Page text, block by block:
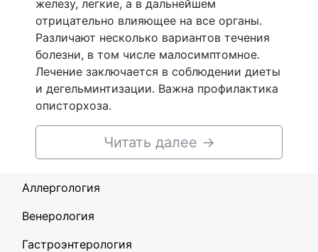
железу, легкие, а в дальнейшем
отрицательно влияющее на все органы.
Различают несколько вариантов течения
болезни, в том числе малосимптомное.
Лечение заключается в соблюдении диеты
и дегельминтизации. Важна профилактика
описторхоза.
Читать далее →
Аллергология
Венерология
Гастроэнтерология